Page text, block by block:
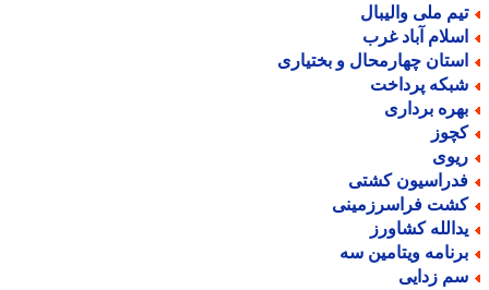
ملی والیبال
آباد غرب
چهارمحال و بختیاری
پرداخت
برداری
کشتی
فراسرزمینی
کشاورز
ویتامین سه
زدایی